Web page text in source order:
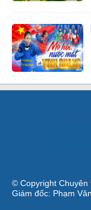
© Copyright Chuyên
Giám đốc: Phạm